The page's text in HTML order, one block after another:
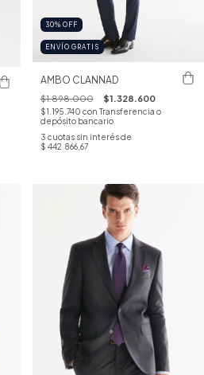
30% OFF
ENVÍO GRATIS
AMBO CLANNAD
$1.898.000 $1.328.600
$1.195.740 con Transferencia o
depósito bancario
3 cuotas sin interés de
$ 442.866,67